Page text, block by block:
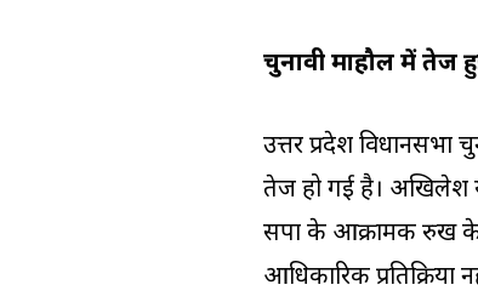
चुनावी माहौल में तेज
उत्तर प्रदेश विधानसभा
तेज हो गई है। अखिलेश
सपा के आक्रामक रुख के
आधिकारिक प्रतिक्रिया